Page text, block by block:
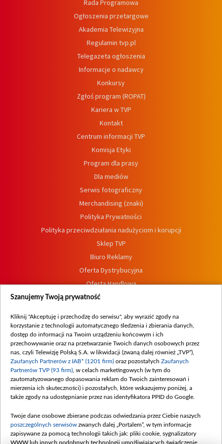
Rada Programowa
Ogłoszenia przetargowe
Akademia Telewizyjna
Regulamin tvp.pl
Telegazeta ogłoszenia
Informacje o nadawcy
Konkursy
Zgłoś program (ROPAT)
Kariera w TVP
Kontakt
Centrum informacji TVP
Komisja Etyki
Program dla prasy
Dla mediów
Serwis fotograficzny
Merchandising (znaki)
Polityka Prywatności
Polityka przeciwdziałania nadużyciom i korupcji
Sklep TVP
Biuro Reklamy
Oferta Dystrybucyjna
Oferta Handlowa
Dostępność
Procedura zgłoszeń wewnętrznych
Szanujemy Twoją prywatność
Kliknij "Akceptuję i przechodzę do serwisu", aby wyrazić zgody na
korzystanie z technologii automatycznego śledzenia i zbierania danych,
dostęp do informacji na Twoim urządzeniu końcowym i ich
przechowywanie oraz na przetwarzanie Twoich danych osobowych przez
nas, czyli Telewizję Polską S.A. w likwidacji (zwaną dalej również „TVP”),
Zaufanych Partnerów z IAB* (1201 firm) oraz pozostałych Zaufanych
Partnerów TVP (93 firm) , w celach marketingowych (w tym do
zautomatyzowanego dopasowania reklam do Twoich zainteresowań i
mierzenia ich skuteczności) i pozostałych, które wskazujemy poniżej, a
także zgody na udostępnianie przez nas identyfikatora PPID do Google.
Twoje dane osobowe zbierane podczas odwiedzania przez Ciebie naszych
poszczególnych serwisów zwanych dalej „Portalem”, w tym informacje
zapisywane za pomocą technologii takich jak: pliki cookie, sygnalizatory
WWW lub innych podobnych technologii umożliwiających świadczenie